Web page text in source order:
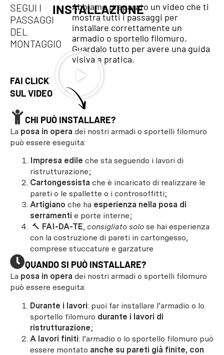
SEGUI I
PASSAGGI
DEL
MONTAGGIO
INSTALLAZIONE
Abbiamo preparato un video che ti
mostra tutti i passaggi per
installare correttamente un
armadio o sportello filomuro.
Guardalo tutto per avere una guida
visiva e pratica.
FAI CLICK
SUL VIDEO
CHI PUÒ INSTALLARE?
La posa in opera dei nostri armadi o sportelli filomuro
può essere eseguita:
Impresa edile che sta seguendo i lavori di
ristrutturazione;
Cartongessista che è incaricato di realizzare le
pareti o le spallette o i controsoffitti;
Artigiano che ha esperienza nella posa di
serramenti e porte interne;
🔨 FAI-DA-TE, consigliato solo se hai esperienza
con la costruzione di pareti in cartongesso,
comprese stuccature e garzature
QUANDO SI PUÒ INSTALLARE?
La posa in opera dei nostri armadi o sportelli filomuro
può essere eseguita:
Durante i lavori: puoi far installare l’armadio o lo
sportello filomuro durante i lavori di
ristrutturazione;
A lavori finiti: l’armadio o lo sportello filomuro può
essere montato anche su pareti già finite, con